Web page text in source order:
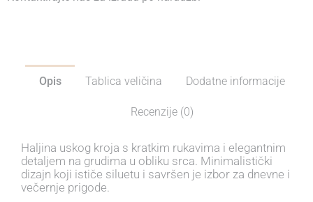
Opis Tablica veličina Dodatne informacije
Recenzije (0)
Haljina uskog kroja s kratkim rukavima i elegantnim
detaljem na grudima u obliku srca. Minimalistički
dizajn koji ističe siluetu i savršen je izbor za dnevne i
večernje prigode.